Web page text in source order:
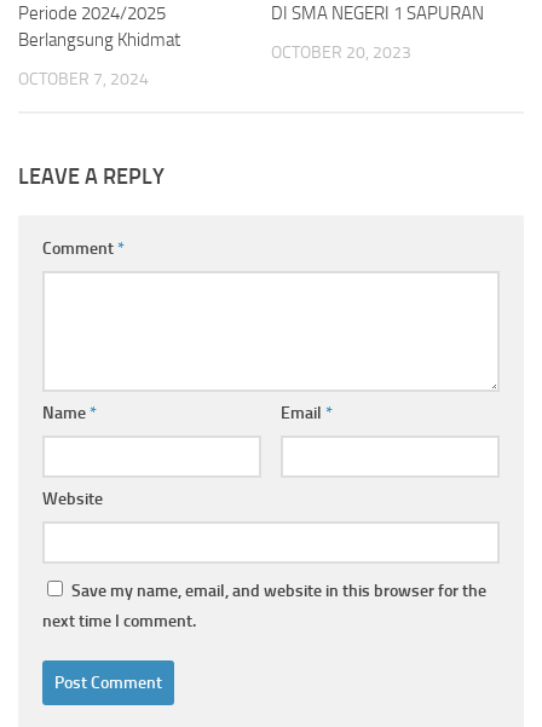
Periode 2024/2025
Berlangsung Khidmat
OCTOBER 7, 2024
DI SMA NEGERI 1 SAPURAN
OCTOBER 20, 2023
LEAVE A REPLY
Comment*
Name* Email *
Website
Save my name, email, and website in this browser for the
next time I comment.